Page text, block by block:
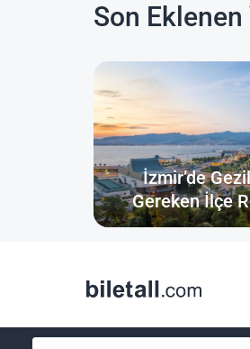
Son Eklenen
İzmir’de
Gereken İlçe